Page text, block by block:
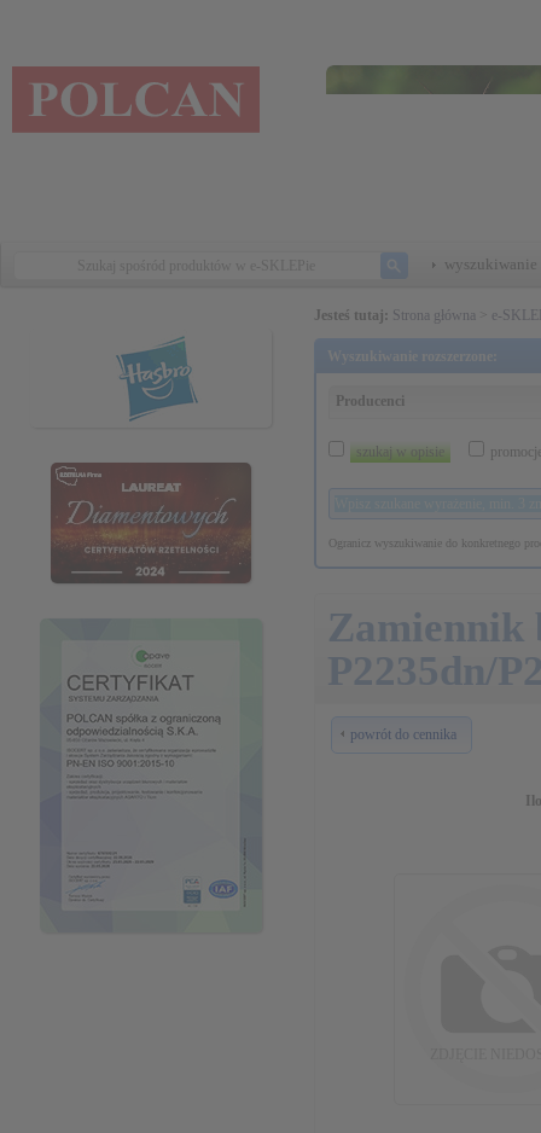
wyszukiwanie
Jesteś tutaj: Strona główna > e-
Wyszukiwanie rozszerzone:
Producenci
szukaj w opisie
Ogranicz wyszukiwanie do konkretnego
Zamiennik
P2235dn/
powrót do cennika